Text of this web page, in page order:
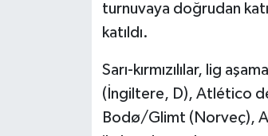
turnuvaya doğrudan
katıldı.
Sarı-kırmızılılar, lig
(İngiltere, D), Atlético
Bodø/Glimt (Norveç),